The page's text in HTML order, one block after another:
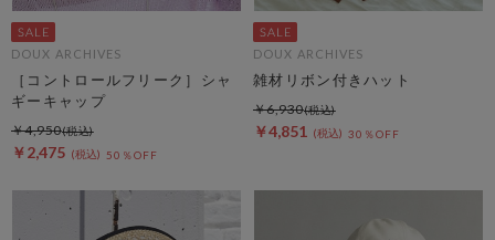
DOUX ARCHIVES
［コントロールフリーク］シャ
ギーキャップ
￥2,475 50％OFF
￥4,950
DOUX ARCHIVES
雑材リボン付きハット
￥4,851 30％OFF
￥6,930